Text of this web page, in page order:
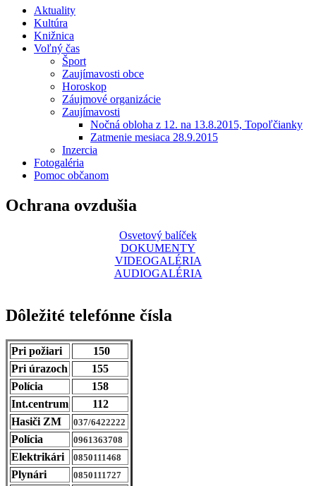
Aktuality
Kultúra
Knižnica
Voľný čas
Šport
Zaujímavosti obce
Horoskop
Záujmové organizácie
Zaujímavosti
Nočná obloha z 12. na 13.8.2015, Topoľčianky
Zatmenie mesiaca 28.9.2015
Inzercia
Fotogaléria
Pomoc občanom
Ochrana ovzdušia
Osvetový balíček
DOKUMENTY
VIDEOGALÉRIA
AUDIOGALÉRIA
Dôležité telefónne čísla
Pri požiari
150
Pri úrazoch
155
Polícia
158
Int.centrum
112
Hasiči ZM
037/6422222
Polícia 0961363708
Elektrikári 0850111468
Plynári 0850111727